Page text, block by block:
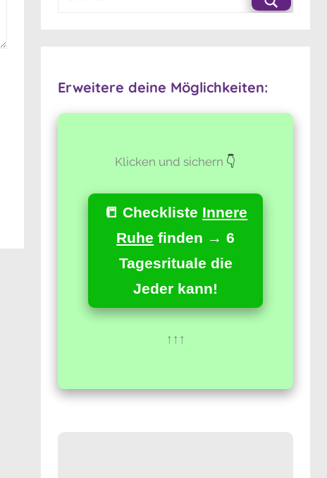
Erweitere deine Möglichkeiten:
Klicken und sichern 👇
📒 Checkliste Innere
Ruhe finden → 6
Tagesrituale die
Jeder kann!
↑↑↑